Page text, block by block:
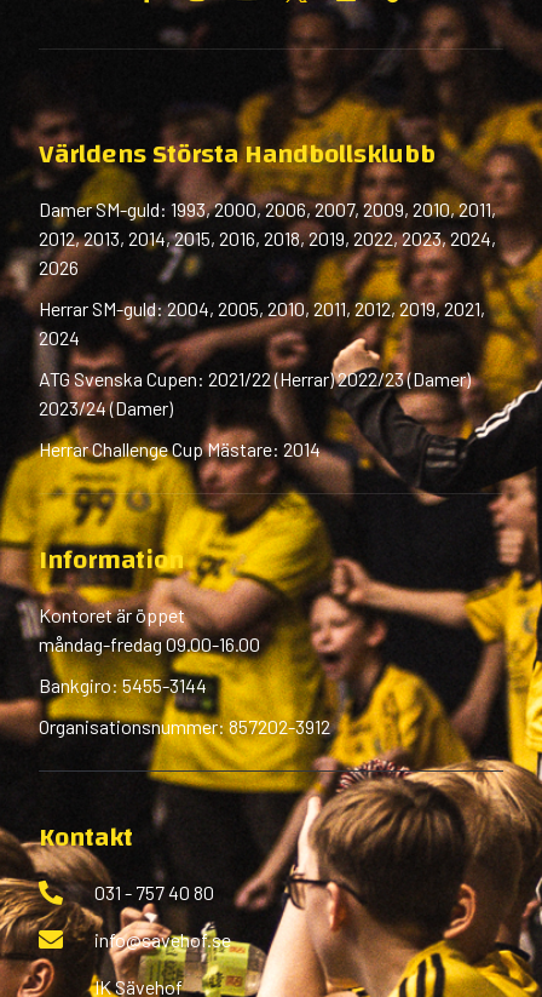
Världens Största Handbollsklubb
Damer SM-guld: 1993, 2000, 2006, 2007, 2009, 2010, 2011,
2012, 2013, 2014, 2015, 2016, 2018, 2019, 2022, 2023, 2024,
2026
Herrar SM-guld: 2004, 2005, 2010, 2011, 2012, 2019, 2021,
2024
ATG Svenska Cupen: 2021/22 (Herrar) 2022/23 (Damer)
2023/24 (Damer)
Herrar Challenge Cup Mästare: 2014
Information
Kontoret är öppet
måndag-fredag 09.00-16.00
Bankgiro: 5455-3144
Organisationsnummer: 857202-3912
Kontakt
031 - 757 40 80
info@savehof.se
IK Sävehof